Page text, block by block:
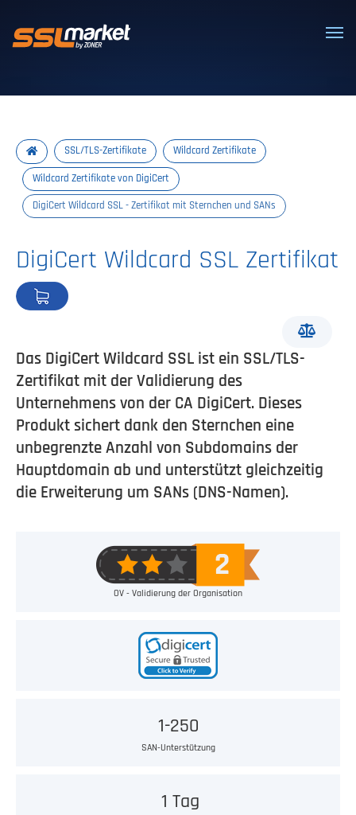
Vertrauenswürdige SSL/TLS-
SSL/TLS-Zertifikate Wildcard Zertifikate
Wildcard Zertifikate von DigiCert
DigiCert Wildcard SSL - Zertifikat mit Sternchen und SANs
DigiCert Wildcard SSL Zertifikat
Das DigiCert Wildcard SSL ist ein SSL/TLS-
Zertifikat mit der Validierung des
Unternehmens von der CA DigiCert. Dieses
Produkt sichert dank den Sternchen eine
unbegrenzte Anzahl von Subdomains der
Hauptdomain ab und unterstützt gleichzeitig
die Erweiterung um SANs (DNS-Namen).
OV - Validierung der Organisation
1-250
SAN-Unterstützung
1 Tag